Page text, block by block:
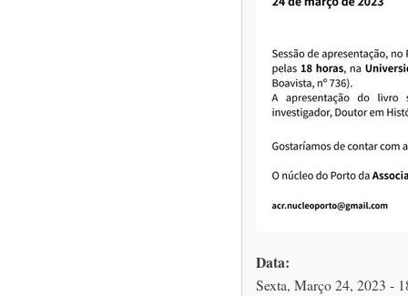
Data:
Sexta, Março 24, 2023 -